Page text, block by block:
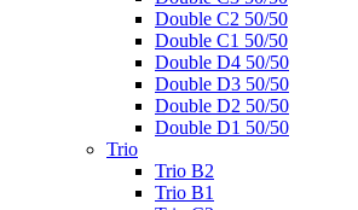
Double C2 50/50
Double C1 50/50
Double D4 50/50
Double D3 50/50
Double D2 50/50
Double D1 50/50
Trio
Trio B2
Trio B1